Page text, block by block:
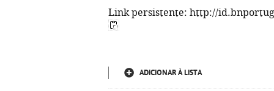
Link persistente: http://
ADICIONAR À LISTA